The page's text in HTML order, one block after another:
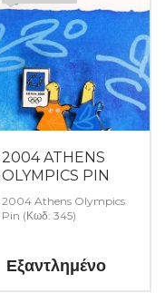
2004 ATHENS
OLYMPICS PIN
2004 Athens Olympics
Pin (Κωδ: 345)
Εξαντλημένο